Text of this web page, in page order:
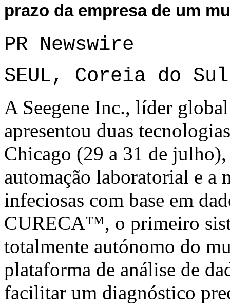
prazo da empresa de um
PR Newswire
SEUL, Coreia do
A Seegene Inc., líder
apresentou duas
Chicago (29 a 31 de
automação laboratorial e a
infeciosas com base em
CURECA™, o primeiro
totalmente autónomo do
plataforma de análise de
facilitar um diagnóstico